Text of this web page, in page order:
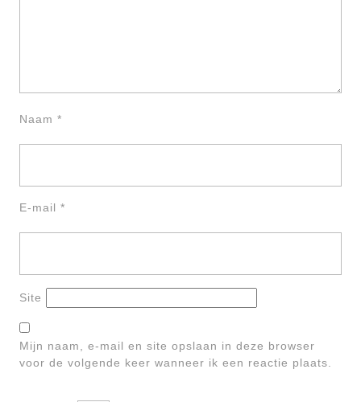
Naam *
E-mail *
Site
Mijn naam, e-mail en site opslaan in deze browser
voor de volgende keer wanneer ik een reactie plaats.